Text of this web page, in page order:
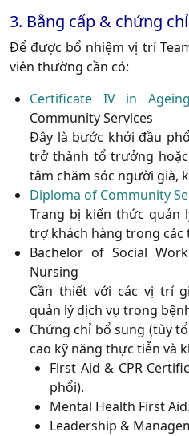
3. Bằng cấp & chứng
Để được bổ nhiệm vị trí
viên thường cần có:
Certificate IV in
Community Services
Đây là bước khởi đầu
trở thành tổ trưởng
tâm chăm sóc người già,
Diploma of Community
Trang bị kiến thức quản
trợ khách hàng trong các
Bachelor of Social
Nursing
Cần thiết với các vị trí
quản lý dịch vụ trong
Chứng chỉ bổ sung (tùy
cao kỹ năng thực tiễn và
First Aid & CPR
phổi).
Mental Health First Aid.
Leadership &